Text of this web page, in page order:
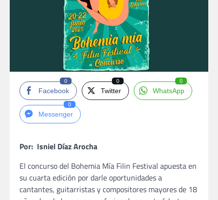
Facebook
0
Twitter
0
WhatsApp
0
Messenger
0
Por: Isniel Díaz Arocha
El concurso del Bohemia Mía Filin Festival apuesta en
su cuarta edición por darle oportunidades a
cantantes, guitarristas y compositores mayores de 18